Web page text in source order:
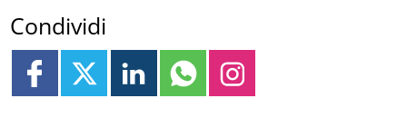
Condividi